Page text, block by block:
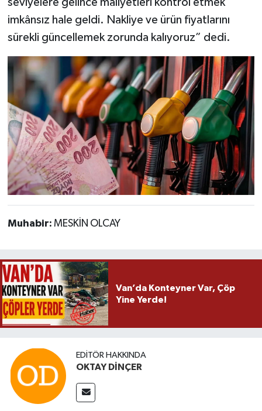
imkânsız hale geldi. Nakliye ve ürün fiyatlarını
sürekli güncellemek zorunda kalıyoruz” dedi.
Muhabir: MESKİN OLCAY
Van’da Konteyner Var, Çöp
Yine Yerde!
EDITÖR HAKKINDA
OKTAY DİNÇER